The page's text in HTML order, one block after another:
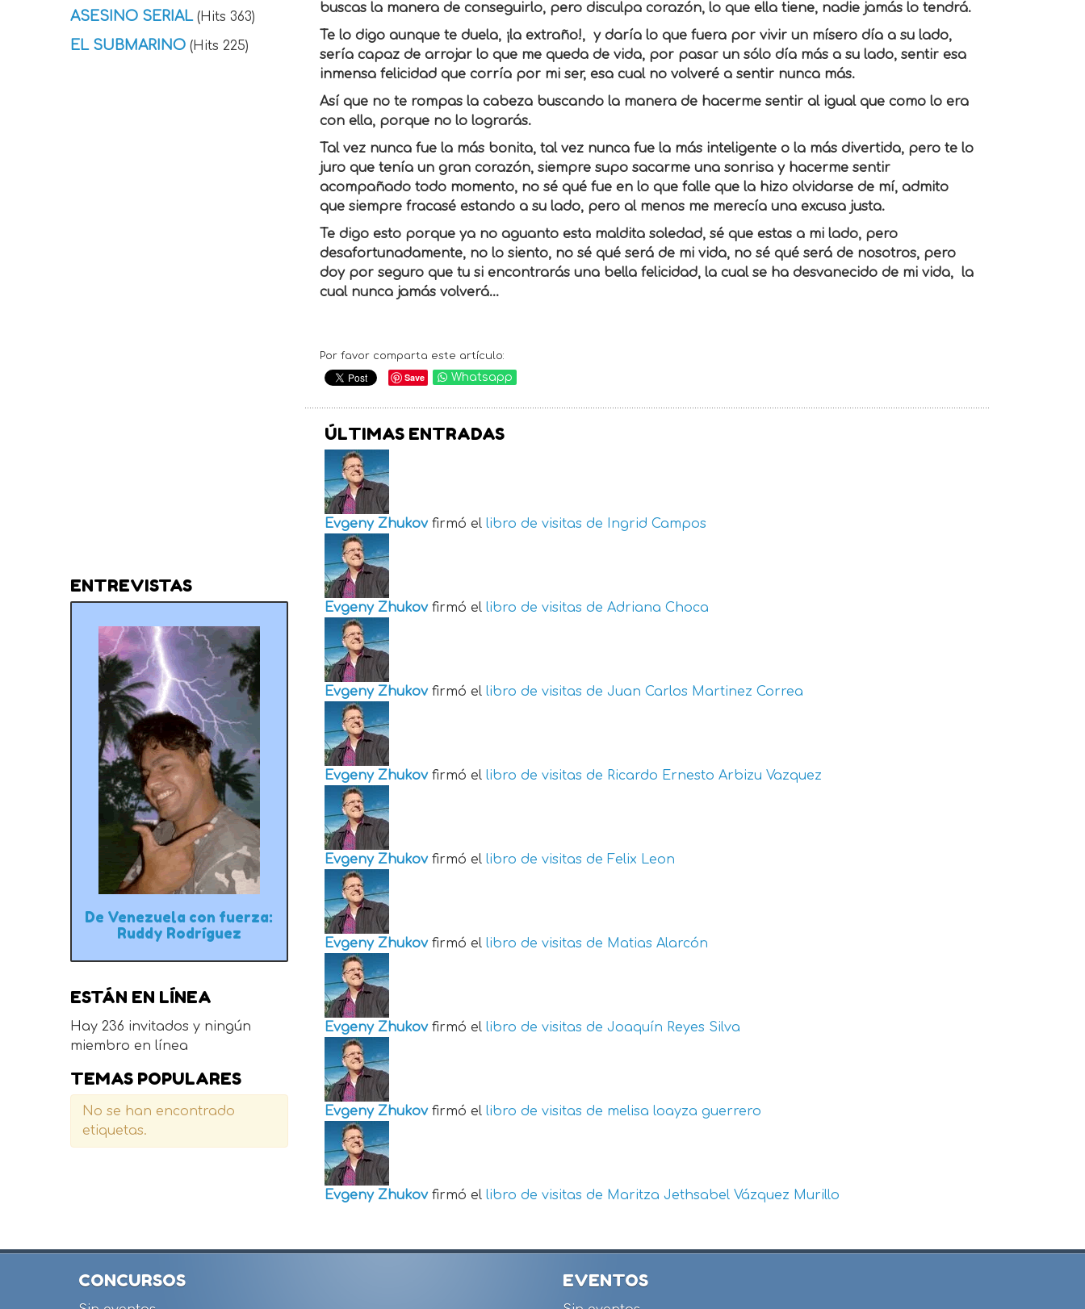
buscas la manera de conseguirlo, pero disculpa corazón, lo que ella tiene, nadie jamás lo tendrá.
Te lo digo aunque te duela, ¡la extraño!, y daría lo que fuera por vivir un mísero día a su lado,
sería capaz de arrojar lo que me queda de vida, por pasar un sólo día más a su lado, sentir esa
inmensa felicidad que corría por mi ser, esa cual no volveré a sentir nunca más.
Así que no te rompas la cabeza buscando la manera de hacerme sentir al igual que como lo era
con ella, porque no lo lograrás.
Tal vez nunca fue la más bonita, tal vez nunca fue la más inteligente o la más divertida, pero te lo
juro que tenía un gran corazón, siempre supo sacarme una sonrisa y hacerme sentir
acompañado todo momento, no sé qué fue en lo que falle que la hizo olvidarse de mí, admito
que siempre fracasé estando a su lado, pero al menos me merecía una excusa justa.
Te digo esto porque ya no aguanto esta maldita soledad, sé que estas a mi lado, pero
desafortunadamente, no lo siento, no sé qué será de mi vida, no sé qué será de nosotros, pero
doy por seguro que tu si encontrarás una bella felicidad, la cual se ha desvanecido de mi vida, la
cual nunca jamás volverá...
Por favor comparta este artículo:
Save Whatsapp
ÚLTIMAS ENTRADAS
Evgeny Zhukov firmó el libro de visitas de Ingrid Campos
Evgeny Zhukov firmó el libro de visitas de Adriana Choca
Evgeny Zhukov firmó el libro de visitas de Juan Carlos Martinez Correa
Evgeny Zhukov firmó el libro de visitas de Ricardo Ernesto Arbizu Vazquez
Evgeny Zhukov firmó el libro de visitas de Felix Leon
Evgeny Zhukov firmó el libro de visitas de Matias Alarcón
Evgeny Zhukov firmó el libro de visitas de Joaquín Reyes Silva
Evgeny Zhukov firmó el libro de visitas de melisa loayza guerrero
Evgeny Zhukov firmó el libro de visitas de Maritza Jethsabel Vázquez Murillo
ASESINO SERIAL (Hits 363)
EL SUBMARINO (Hits 225)
ENTREVISTAS
De Venezuela con fuerza:
Ruddy Rodríguez
ESTÁN EN LÍNEA
Hay 236 invitados y ningún
miembro en línea
TEMAS POPULARES
No se han encontrado
etiquetas.
CONCURSOS EVENTOS